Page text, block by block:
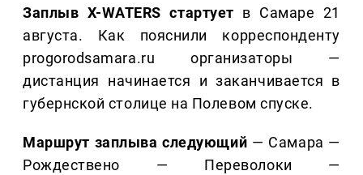
Заплыв X-WATERS стартует в Самаре 21
августа. Как пояснили корреспонденту
progorodsamara.ru организаторы —
дистанция начинается и заканчивается в
губернской столице на Полевом спуске.
Маршрут заплыва следующий — Самара —
Рождествено — Переволоки —